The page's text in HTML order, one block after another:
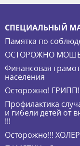
СПЕЦИАЛЬНЫЙ
Памятка по
ОСТОРОЖНО
Финансовая
населения
Осторожно!
Профилактика
и гибели детей от
!!!
Осторожно!!!